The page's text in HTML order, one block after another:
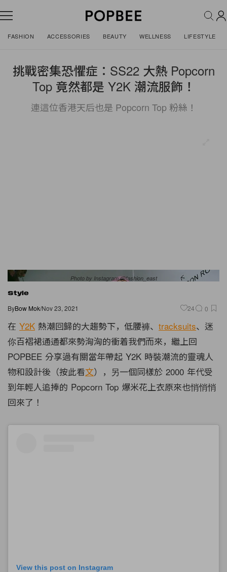
FASHION ACCESSORIES BEAUTY WELLNESS LIFESTYLE
挑戰密集恐懼症：SS22 大熱 Popcorn
Top 竟然都是 Y2K 潮流服飾！
連這位香港天后也是 Popcorn Top 粉絲！
Photo by Instagram @fashion_east
Style
ByBow Mok/Nov 23, 2021 24 0
在 Y2K 熱潮回歸的大趨勢下，低腰褲、 tracksuits、迷
你百褶裙通通都來勢洶洶的衝着我們而來，繼上回
POPBEE 分享過有關當年帶起 Y2K 時裝潮流的靈魂人
物和設計後（按此看文），另一個同樣於 2000 年代受
到年輕人追捧的 Popcorn Top 爆米花上衣原來也悄悄悄
回來了！
View this post on Instagram